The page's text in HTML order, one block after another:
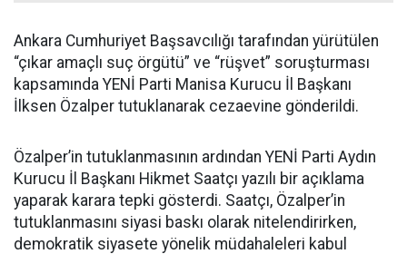
Ankara Cumhuriyet Başsavcılığı tarafından yürütülen
“çıkar amaçlı suç örgütü” ve “rüşvet” soruşturması
kapsamında YENİ Parti Manisa Kurucu İl Başkanı
İlksen Özalper tutuklanarak cezaevine gönderildi.
Özalper’in tutuklanmasının ardından YENİ Parti Aydın
Kurucu İl Başkanı Hikmet Saatçı yazılı bir açıklama
yaparak karara tepki gösterdi. Saatçı, Özalper’in
tutuklanmasını siyasi baskı olarak nitelendirirken,
demokratik siyasete yönelik müdahaleleri kabul